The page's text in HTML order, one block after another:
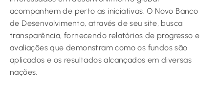
acompanhem de perto as iniciativas. O Novo Banco
de Desenvolvimento, através de seu site, busca
transparência, fornecendo relatórios de progresso e
avaliações que demonstram como os fundos são
aplicados e os resultados alcançados em diversas
nações.